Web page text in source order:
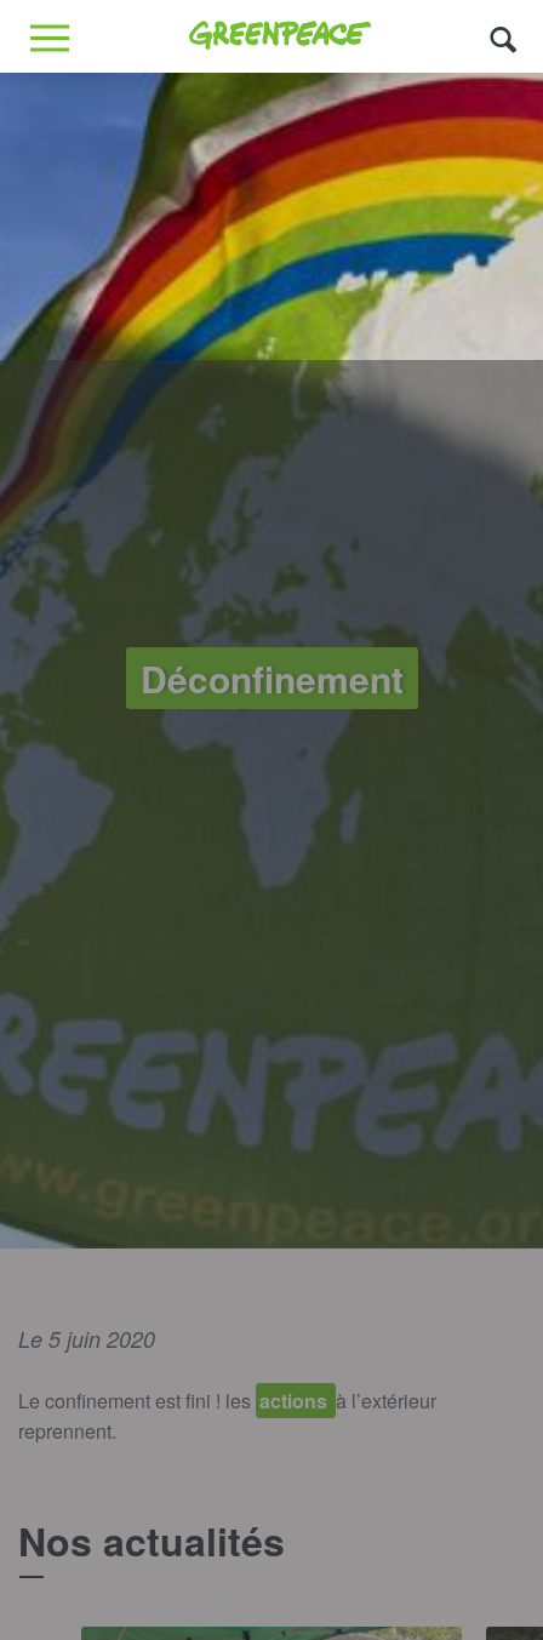
Greenpeace
MENU
Déconfinement
Le 5 juin 2020
Le confinement est fini ! les actions à l’extérieur
reprennent.
Nos actualités